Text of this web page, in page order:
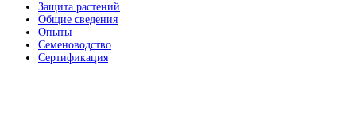
Защита растений
Общие сведения
Опыты
Семеноводство
Сертификация